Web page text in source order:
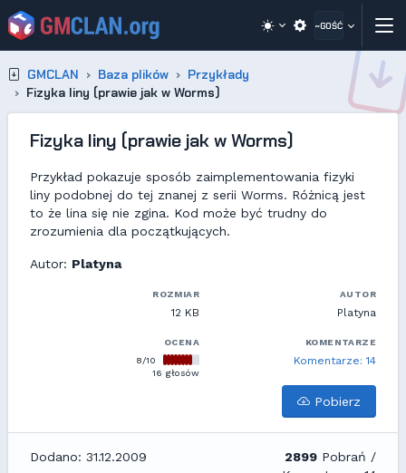
~GOŚĆ
GMCLAN Baza plików
Przykłady
Fizyka liny (prawie jak w Worms)
Fizyka liny (prawie jak w Worms)
Przykład pokazuje sposób zaimplementowania fizyki
liny podobnej do tej znanej z serii Worms. Różnicą jest
to że lina się nie zgina. Kod może być trudny do
zrozumienia dla początkujących.
Autor: Platyna
ROZMIAR
12 KB
AUTOR
Platyna
OCENA
8/10
16 głosów
KOMENTARZE
Komentarze: 14
Pobierz
Dodano: 31.12.2009 2899 Pobrań /